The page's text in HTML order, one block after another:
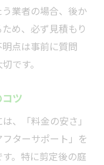
業者の場合、後か
め、必ず見積もり
点は事前に質問
です。
ツ
、「料金の安さ」
ターサポート」を
。特に剪定後の庭